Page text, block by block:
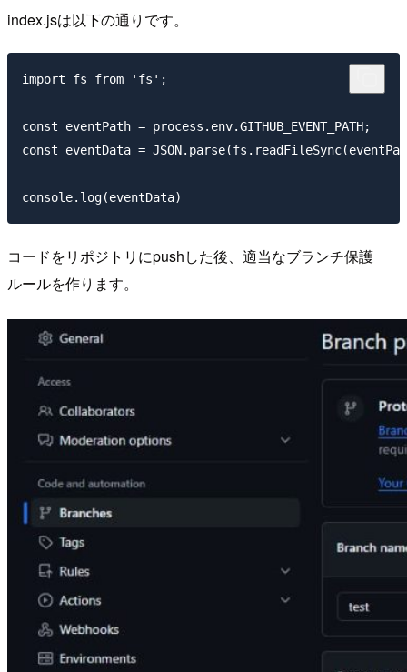
index.jsは以下の通りです。
import fs from 'fs';
const eventPath = process.env.GITHUB_EVENT_PATH;
const eventData =
コードをリポジトリにpushした後、適当なブランチ保護
ルールを作ります。